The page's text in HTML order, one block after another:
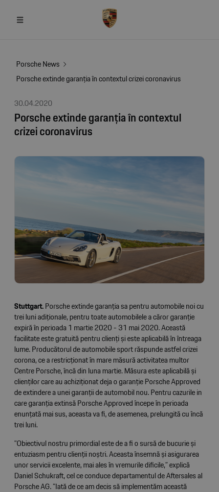
Porsche News
Porsche extinde garanția în contextul crizei coronavirus
30.04.2020
Porsche extinde garanția în contextul
crizei coronavirus
Stuttgart.Porsche extinde garanția sa pentru automobile noi cu
trei luni adiționale, pentru toate automobilele a căror garanție
expiră în perioada 1 martie 2020 - 31 mai 2020. Această
facilitate este gratuită pentru clienți și este aplicabilă în întreaga
lume. Producătorul de automobile sport răspunde astfel crizei
corona, ce a restricționat în mare măsură activitatea multor
Centre Porsche, încă din luna martie. Măsura este aplicabilă și
clienților care au achiziționat deja o garanție Porsche Approved
de extindere a unei garanții de automobil nou. Pentru cazurile in
care garanția extinsă Porsche Approved începe în perioada
enunțată mai sus, aceasta va fi, de asemenea, prelungită cu încă
trei luni.
”Obiectivul nostru primordial este de a fi o sursă de bucurie și
entuziasm pentru clienții noștri. Aceasta însemnă și asigurarea
unor servicii excelente, mai ales în vremurile dificile,” explică
Daniel Schukraft, cel ce conduce departamentul de Aftersales al
Porsche AG. ”Iată de ce am decis să implementăm această